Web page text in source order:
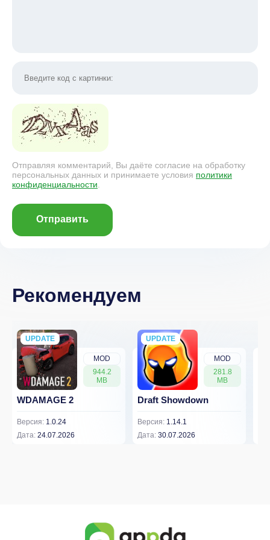
Отправляя комментарий, Вы даёте согласие на обработку
персональных данных и принимаете условия политики
конфиденциальности
Отправить
Рекомендуем
MOD
944.2
MB
UPDATE
NEW
WDAMAGE 2
Версия: 1.0.24
Дата: 24.07.2026
MOD
281.8
MB
UPDATE
NEW
Draft Showdown
Версия: 1.14.1
Дата: 30.07.2026